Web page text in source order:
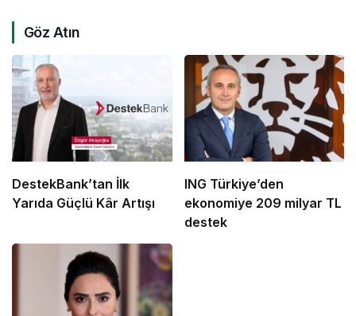
Göz Atın
DestekBank’tan İlk
Yarıda Güçlü Kâr Artışı
ING Türkiye’den
ekonomiye 209 milyar TL
destek